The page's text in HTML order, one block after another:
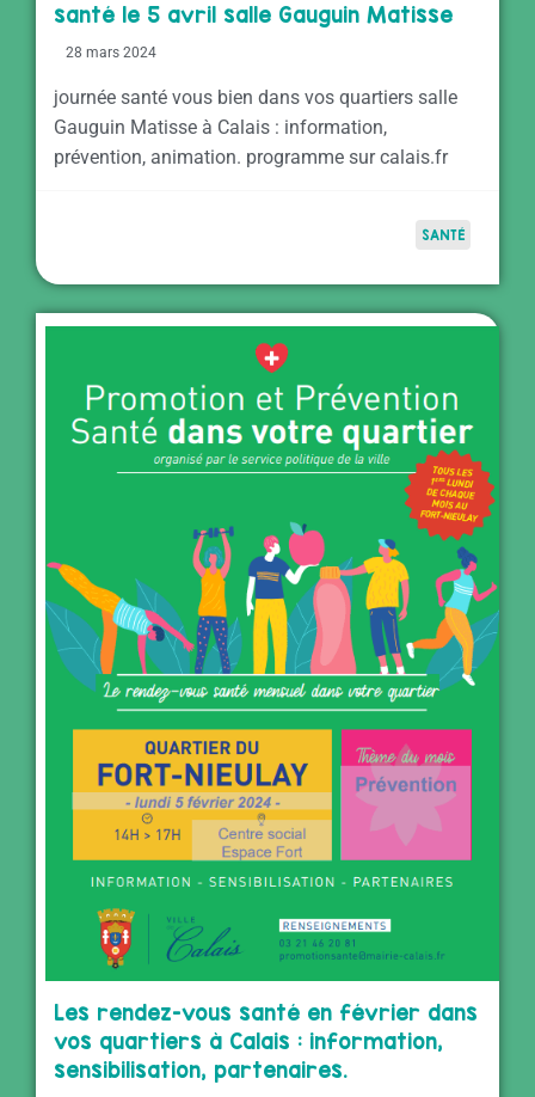
santé le 5 avril salle Gauguin Matisse
28 mars 2024
journée santé vous bien dans vos quartiers salle
Gauguin Matisse à Calais : information,
prévention, animation. programme sur calais.fr
SANTÉ
Les rendez-vous santé en février dans
vos quartiers à Calais : information,
sensibilisation, partenaires.